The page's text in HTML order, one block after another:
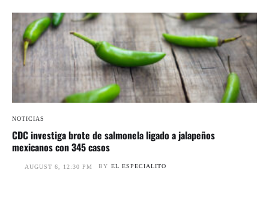
NOTICIAS
CDC investiga brote de salmonela ligado a jalapeños
mexicanos con 345 casos
AUGUST 6, 12:30 PM BY EL ESPECIALITO